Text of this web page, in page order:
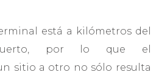
está a kilómetros del
por lo que el
sitio a otro no sólo resulta